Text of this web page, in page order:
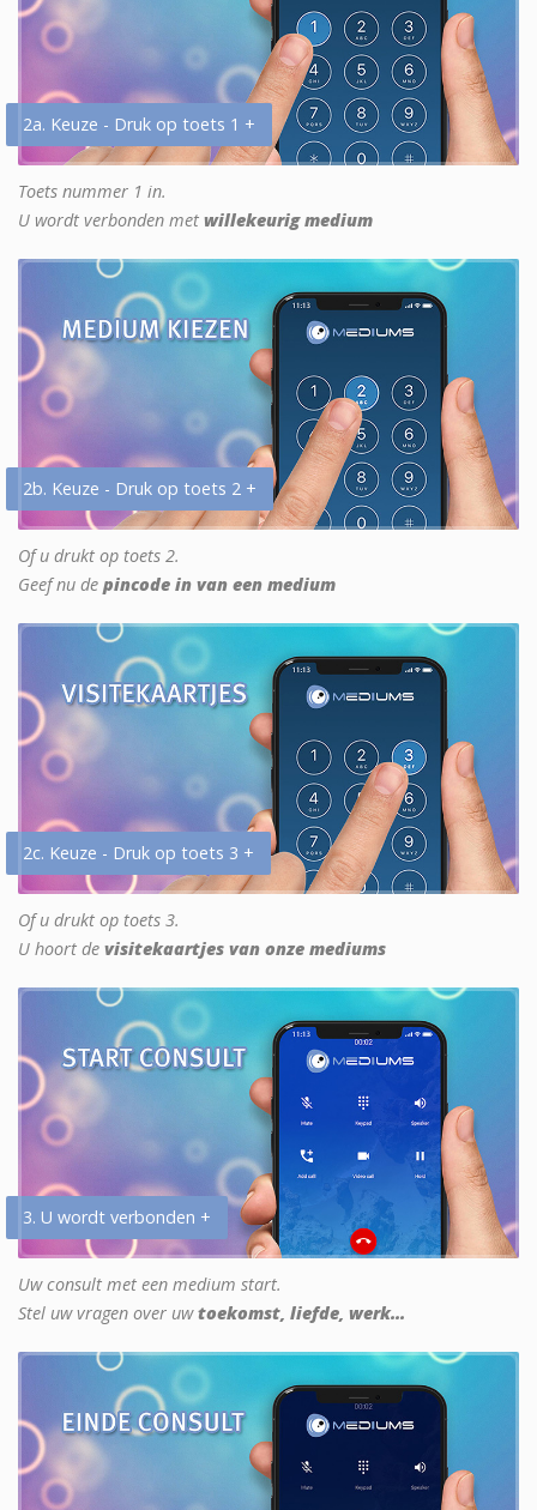
2a. Keuze - Druk op toets 1 +
Toets nummer 1 in.
U wordt verbonden met willekeurig medium
2b. Keuze - Druk op toets 2 +
Of u drukt op toets 2.
Geef nu de pincode in van een medium
2c. Keuze - Druk op toets 3 +
Of u drukt op toets 3.
U hoort de visitekaartjes van onze mediums
3. U wordt verbonden +
Uw consult met een medium start.
Stel uw vragen over uwtoekomst, liefde, werk...